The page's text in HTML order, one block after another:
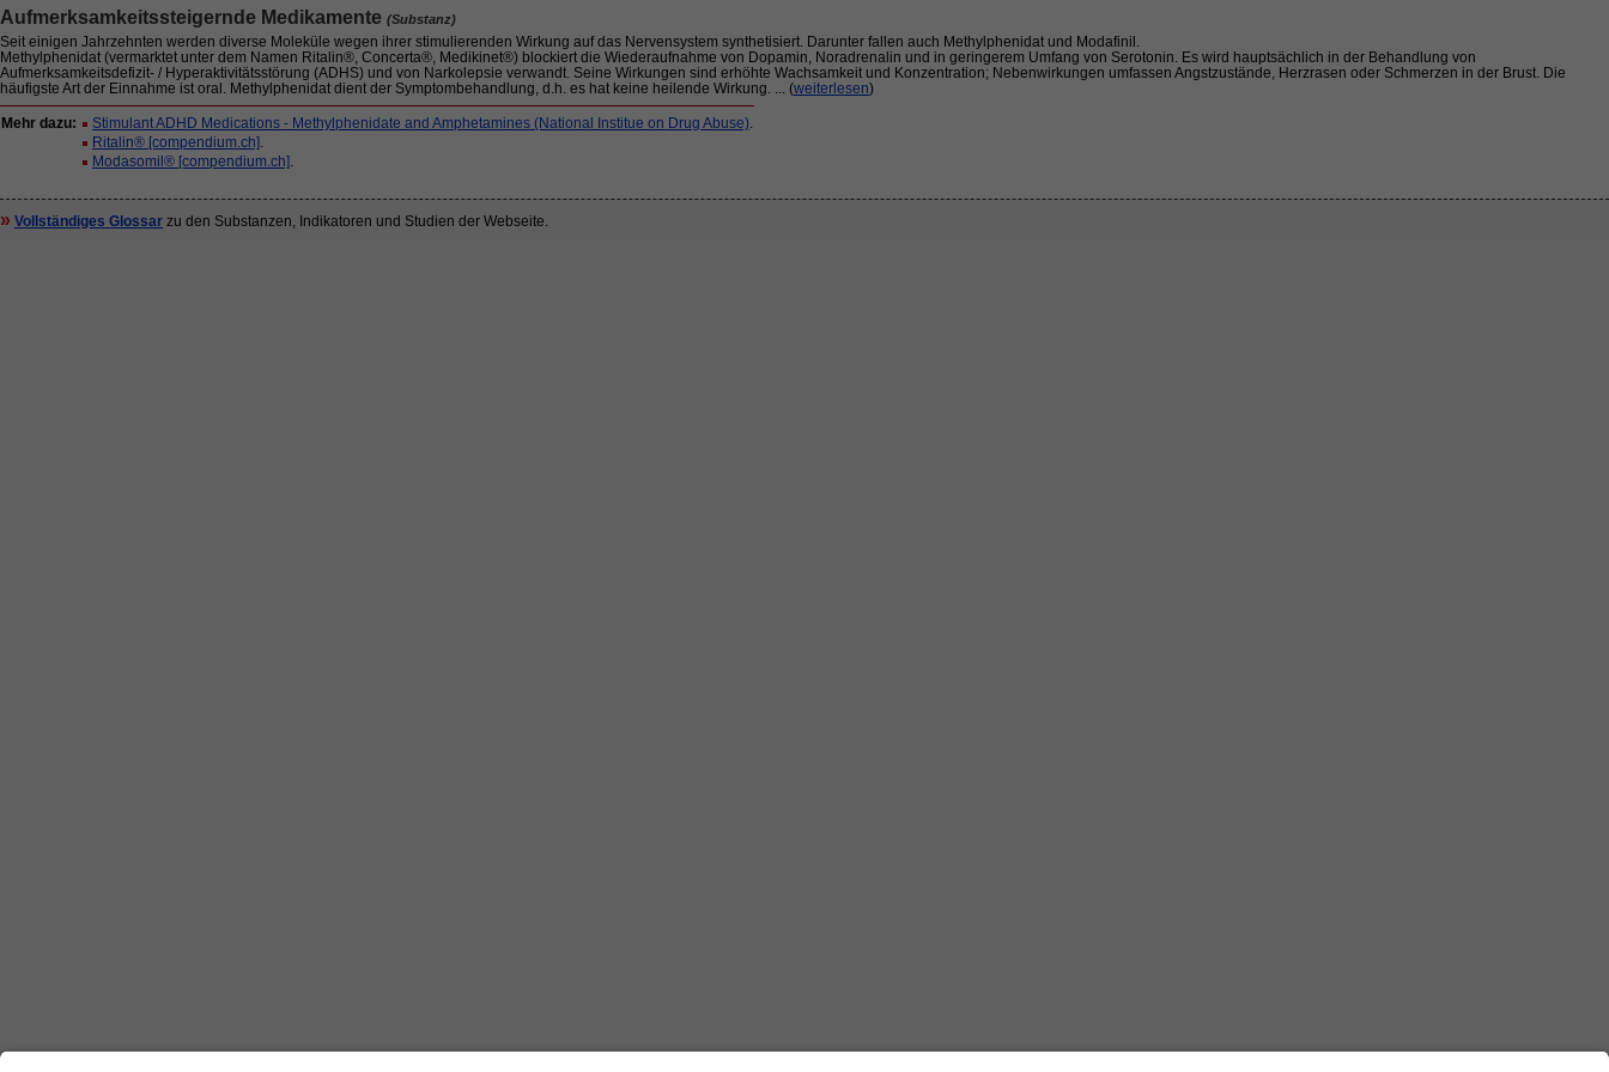
Aufmerksamkeitssteigernde Medikamente (Substanz)
Seit einigen Jahrzehnten werden diverse Moleküle wegen ihrer stimulierenden Wirkung auf das Nervensystem synthetisiert. Darunter fallen auch Methylphenidat und Modafinil.
Methylphenidat (vermarktet unter dem Namen Ritalin®, Concerta®, Medikinet®) blockiert die Wiederaufnahme von Dopamin, Noradrenalin und in geringerem Umfang von Serotonin. Es wird hauptsächlich in der Behandlung von
Aufmerksamkeitsdefizit- / Hyperaktivitätsstörung (ADHS) und von Narkolepsie verwandt. Seine Wirkungen sind erhöhte Wachsamkeit und Konzentration; Nebenwirkungen umfassen Angstzustände, Herzrasen oder Schmerzen in der Brust. Die
häufigste Art der Einnahme ist oral. Methylphenidat dient der Symptombehandlung, d.h. es hat keine heilende Wirkung. ... (weiterlesen)
Mehr dazu: Stimulant ADHD Medications - Methylphenidate and Amphetamines (National Institue on Drug Abuse).
Ritalin® [compendium.ch].
Modasomil® [compendium.ch].
» Vollständiges Glossar zu den Substanzen, Indikatoren und Studien der Webseite.